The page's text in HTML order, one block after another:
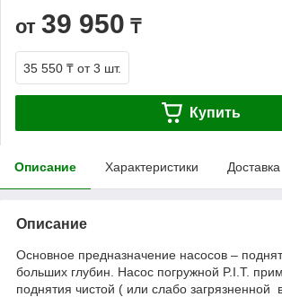
от 39 950 ₸
35 550 ₸ от 3 шт.
Купить
Описание Характеристики Доставка
Описание
Основное предназначение насосов –
больших глубин. Насос погружной P.I.T.
поднятия чистой ( или слабо загрязненной